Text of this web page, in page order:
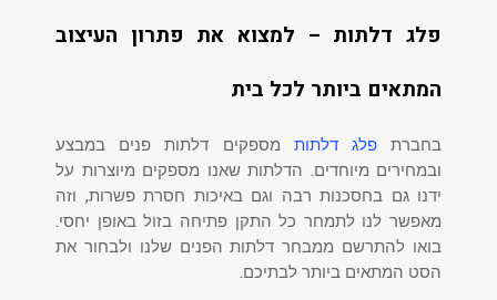
פלג דלתות – למצוא את פתרון העיצוב
המתאים ביותר לכל בית
בחברתפלג דלתות מספקים דלתות פנים במבצע
ובמחירים מיוחדים. הדלתות שאנו מספקים מיוצרות על
ידנו גם בחסכנות רבה וגם באיכות חסרת פשרות, וזה
מאפשר לנו לתמחר כל התקן פתיחה בזול באופן יחסי.
בואו להתרשם ממבחר דלתות הפנים שלנו ולבחור את
הסט המתאים ביותר לבתיכם.